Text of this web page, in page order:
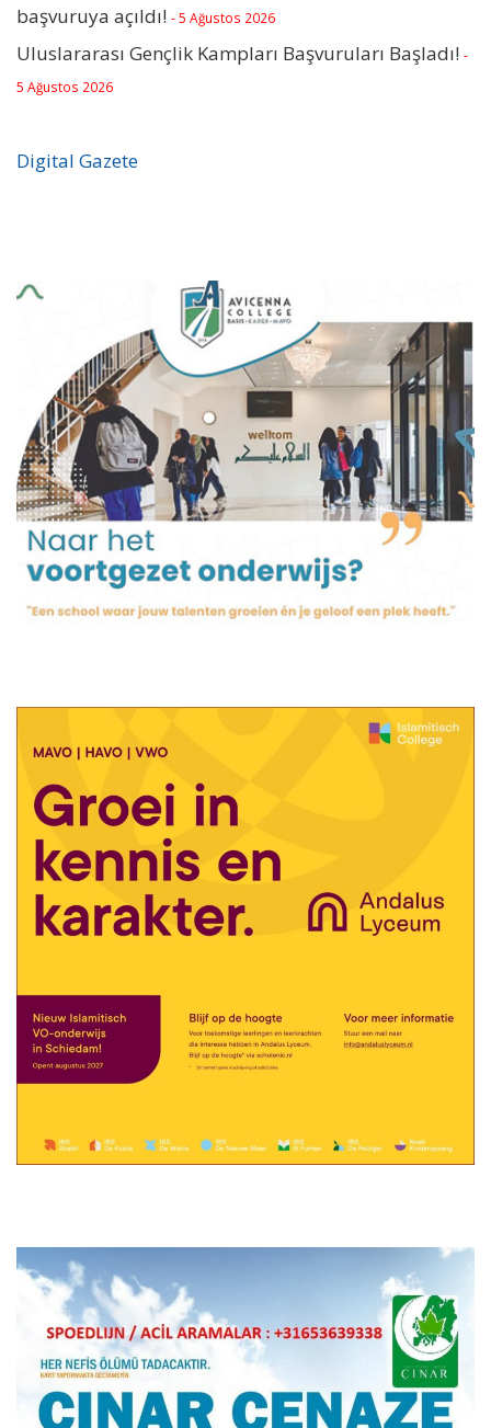
başvuruya açıldı! - 5 Ağustos 2026
Uluslararası Gençlik Kampları Başvuruları Başladı! -
5 Ağustos 2026
Digital Gazete